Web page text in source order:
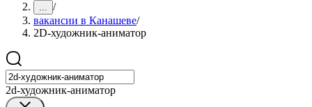
... /
вакансии в Канашеве/
2D-художник-аниматор
2d-художник-аниматор